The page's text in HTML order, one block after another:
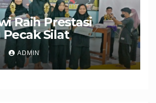
Raih Prestasi
Silat
ADMIN